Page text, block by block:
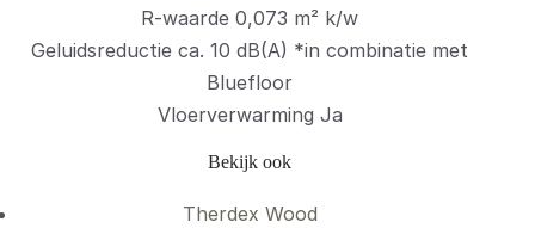
R-waarde 0,073 m² k/w
Geluidsreductie ca. 10 dB(A) *in combinatie met
Bluefloor
Vloerverwarming Ja
Bekijk ook
Therdex Wood